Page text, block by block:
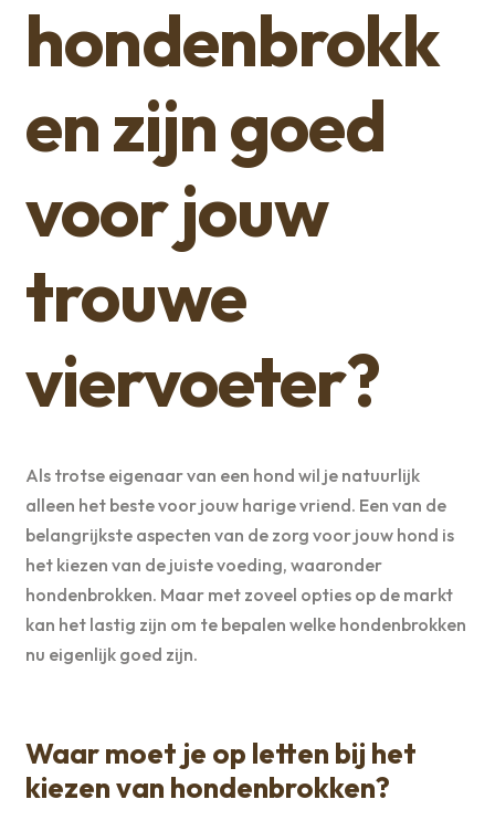
hondenbrokk
en zijn goed
voor jouw
trouwe
viervoeter?
Als trotse eigenaar van een hond wil je natuurlijk
alleen het beste voor jouw harige vriend. Een van de
belangrijkste aspecten van de zorg voor jouw hond is
het kiezen van de juiste voeding, waaronder
hondenbrokken. Maar met zoveel opties op de markt
kan het lastig zijn om te bepalen welke hondenbrokken
nu eigenlijk goed zijn.
Waar moet je op letten bij het
kiezen van hondenbrokken?